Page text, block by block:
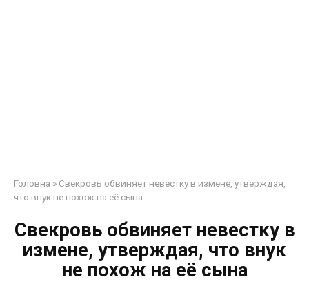
Головна » Свекровь обвиняет невестку в измене, утверждая,
что внук не похож на её сына
Свекровь обвиняет невестку в
измене, утверждая, что внук
не похож на её сына